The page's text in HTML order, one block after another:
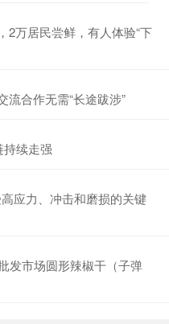
2万居民尝鲜，有人体验“下
流合作无需“长途跋涉”
续走强
应力、冲击和磨损的关键
发市场圆形辣椒干（子弹